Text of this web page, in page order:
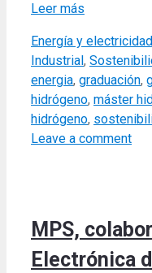
Leer más
Categories
Energía y electricidad
Industrial ,
energia, graduación,
hidrógeno, máster
hidrógeno,
Leave a comment
MPS,
Electrónica